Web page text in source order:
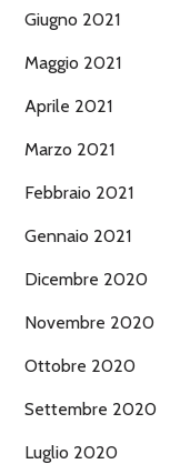
Giugno 2021
Maggio 2021
Aprile 2021
Marzo 2021
Febbraio 2021
Gennaio 2021
Dicembre 2020
Novembre 2020
Ottobre 2020
Settembre 2020
Luglio 2020